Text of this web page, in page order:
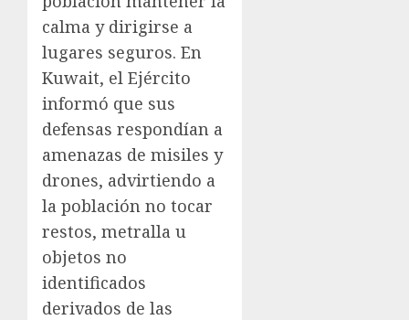
calma y dirigirse a
lugares seguros. En
Kuwait, el Ejército
informó que sus
defensas respondían a
amenazas de misiles y
drones, advirtiendo a
la población no tocar
restos, metralla u
objetos no
identificados
derivados de las